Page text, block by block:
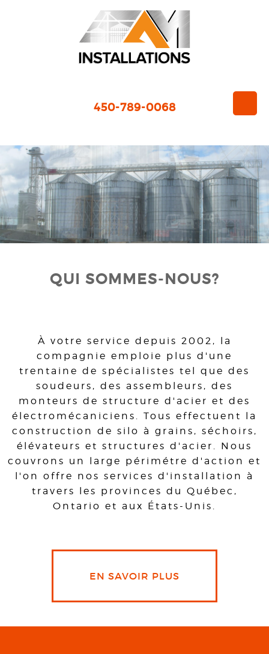
450-789-0068
QUI SOMMES-NOUS?
À votre service depuis 2002, la
compagnie emploie plus d'une
trentaine de spécialistes tel que des
soudeurs, des assembleurs, des
monteurs de structure d'acier et des
électromécaniciens. Tous effectuent la
construction de silo à grains, séchoirs,
élévateurs et structures d'acier. Nous
couvrons un large périmétre d'action et
l'on offre nos services d'installation à
travers les provinces du Québec,
Ontario et aux États-Unis.
EN SAVOIR PLUS